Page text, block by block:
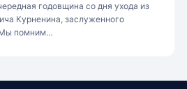
годовщина со дня ухода из
Курненина, заслуженного
Мы помним…